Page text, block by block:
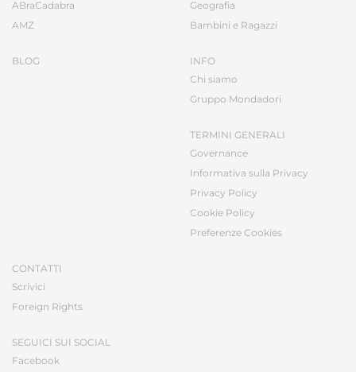
ABraCadabra
AMZ
BLOG
Geografia
Bambini e Ragazzi
INFO
Chi siamo
Gruppo Mondadori
TERMINI GENERALI
Governance
Informativa sulla Privacy
Privacy Policy
Cookie Policy
Preferenze Cookies
CONTATTI
Scrivici
Foreign Rights
SEGUICI SUI SOCIAL
Facebook